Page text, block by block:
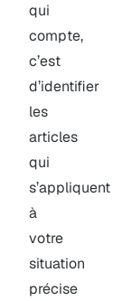
qui
compte,
c’est
d’identifier
les
articles
qui
s’appliquent
à
votre
situation
précise